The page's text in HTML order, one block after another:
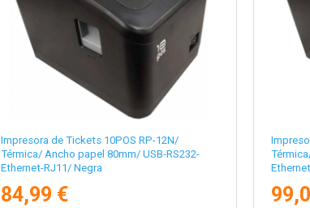
Impresora de Tickets 10POS RP-12N/
Térmica/ Ancho papel 80mm/ USB-RS232-
Ethernet-RJ11/ Negra
84,99 €